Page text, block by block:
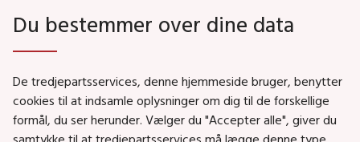
Social- og Boligministeriet
Job i Social- og Boligstyrelsen
Du bestemmer over dine data
De tredjepartsservices, denne hjemmeside bruger, benytter
cookies til at indsamle oplysninger om dig til de forskellige
formål, du ser herunder. Vælger du "Accepter alle", giver du
samtykke til at tredjepartsservices må lægge denne type